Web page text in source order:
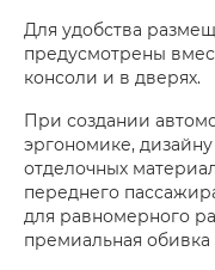
Для удобства
предусмотрены
консоли и в дверях.
При создании
эргономике,
отделочных
переднего
для равномерного
премиальная обивка